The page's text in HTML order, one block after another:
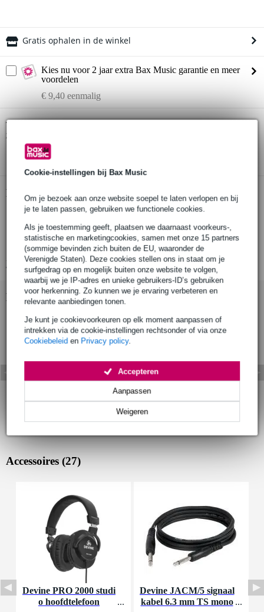
Cookie-instellingen bij Bax Music
Om je bezoek aan onze website soepel te laten verlopen en bij
je te laten passen, gebruiken we functionele cookies.
Als je toestemming geeft, plaatsen we daarnaast voorkeurs-,
statistische en marketingcookies, samen met onze 15 partners
(sommige bevinden zich buiten de EU, waaronder de
Verenigde Staten). Deze cookies stellen ons in staat om je
surfgedrag op en mogelijk buiten onze website te volgen,
waarbij we je IP-adres en unieke gebruikers-ID’s gebruiken
voor herkenning. Zo kunnen we je ervaring verbeteren en
relevante aanbiedingen tonen.
Je kunt je cookievoorkeuren op elk moment aanpassen of
intrekken via de cookie-instellingen rechtsonder of via onze
Cookiebeleid en Privacy policy.
Weigeren
Aanpassen
Accepteren
Gratis ophalen in de winkel
Kies nu voor 2 jaar extra Bax Music garantie en meer
voordelen
€ 9,40 eenmalig
Twijfel je of de
zwart met reverb en tuner
Productinformatie
gitaarversterker
ingebouwde tuner en digitale reverb
vermogen: 20 Watt
Bekijk alle productspecificaties
Bekijk ook eens (7)
Accessoires (27)
Devine PRO 2000 studi
o hoofdtelefoon
Devine JACM/5 signaal
kabel 6.3 mm TS mono